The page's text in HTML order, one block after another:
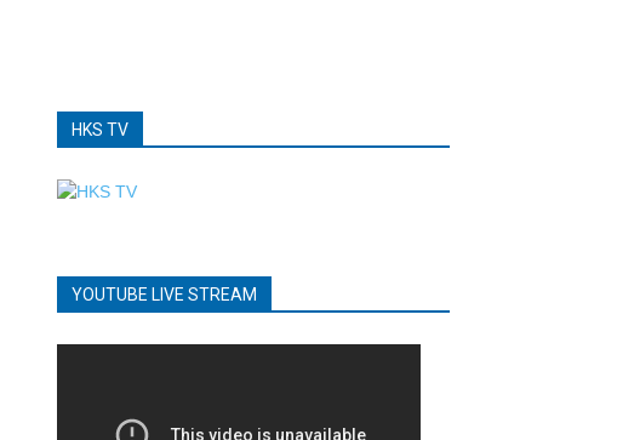
HKS TV
YOUTUBE LIVE STREAM